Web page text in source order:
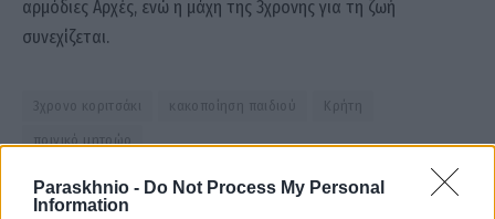
Paraskhnio - Do Not Process My Personal
Information
αρμόδιες Αρχές, ενώ η μάχη της 3χρονης για τη ζωή
συνεχίζεται.
3χρονο κοριτσάκι κακοποίηση παιδιού Κρήτη
ποινικό μητρώο